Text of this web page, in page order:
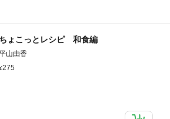
ちょこっとレシピ 和食編
山由香
275